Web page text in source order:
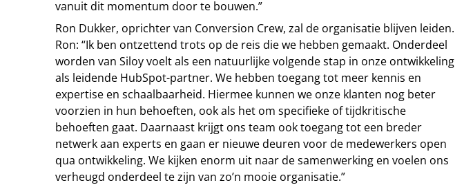
vanuit dit momentum door te bouwen.”
Ron Dukker, oprichter van Conversion Crew, zal de organisatie blijven leiden.
Ron: “Ik ben ontzettend trots op de reis die we hebben gemaakt. Onderdeel
worden van Siloy voelt als een natuurlijke volgende stap in onze ontwikkeling
als leidende HubSpot-partner. We hebben toegang tot meer kennis en
expertise en schaalbaarheid. Hiermee kunnen we onze klanten nog beter
voorzien in hun behoeften, ook als het om specifieke of tijdkritische
behoeften gaat. Daarnaast krijgt ons team ook toegang tot een breder
netwerk aan experts en gaan er nieuwe deuren voor de medewerkers open
qua ontwikkeling. We kijken enorm uit naar de samenwerking en voelen ons
verheugd onderdeel te zijn van zo’n mooie organisatie.”